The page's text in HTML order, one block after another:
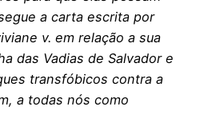
a carta escrita por
v. em relação a sua
das Vadias de Salvador e
transfóbicos contra a
a todas nós como